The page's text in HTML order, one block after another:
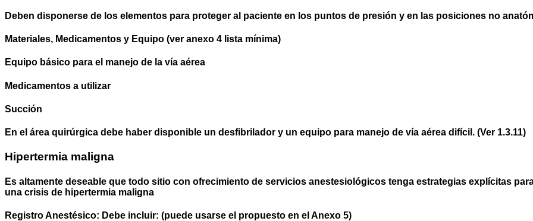
Deben disponerse de los elementos para proteger al paciente en los puntos de presión y en las posiciones no
Materiales, Medicamentos y Equipo (ver anexo 4 lista mínima)
Equipo básico para el manejo de la vía aérea
Medicamentos a utilizar
Succión
En el área quirúrgica debe haber disponible un desfibrilador y un equipo para manejo de vía aérea difícil. (Ver 1.3.11)
Hipertermia maligna
Es altamente deseable que todo sitio con ofrecimiento de servicios anestesiológicos tenga estrategias explícitas
una crisis de hipertermia maligna
Registro Anestésico: Debe incluir: (puede usarse el propuesto en el Anexo 5)